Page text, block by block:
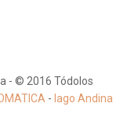
- © 2016 Tódolos
- Iago Andina